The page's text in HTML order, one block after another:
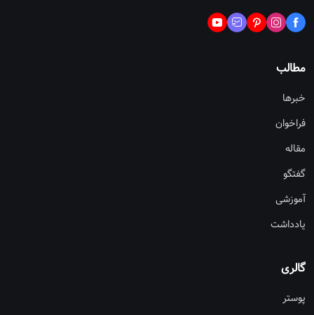
مطالب
خبرها
فراخوان
مقاله
گفتگو
آموزشی
یادداشت
گالری
پوستر